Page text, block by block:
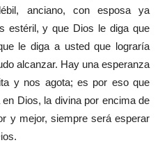
anciano, con esposa ya
estéril, y que Dios le diga que
le diga a usted que lograría
alcanzar. Hay una esperanza
y nos agota; es por eso que
Dios, la divina por encima de
y mejor, siempre será esperar